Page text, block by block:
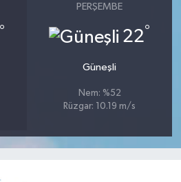
°
PERŞEMBE
22°
Güneşli
Nem: %52
Rüzgar: 10.19 m/s